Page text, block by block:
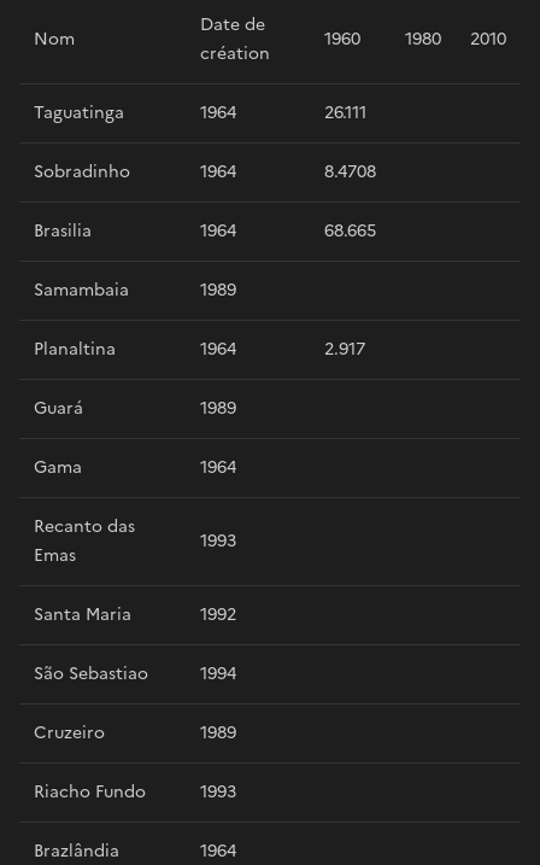
Nom
Date de
création
1960 1980 2010
Taguatinga 1964 26.111
Sobradinho 1964 8.4708
Brasilia 1964 68.665
Samambaia 1989
Planaltina 1964 2.917
Guará 1989
Gama 1964
Recanto das
Emas
1993
Santa Maria 1992
São Sebastiao 1994
Cruzeiro 1989
Riacho Fundo 1993
Brazlândia 1964